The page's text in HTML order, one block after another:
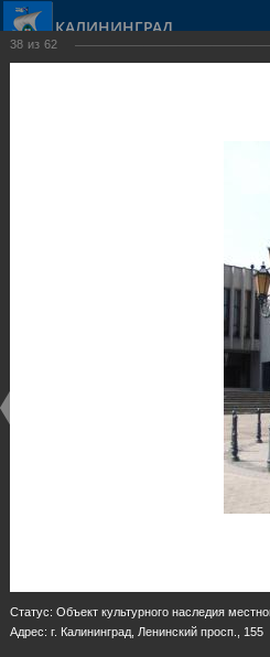
КАЛИНИНГРАД
38 из 62
Статус: Объект культурного наследия
Адрес: г. Калининград, Ленинский просп., 155